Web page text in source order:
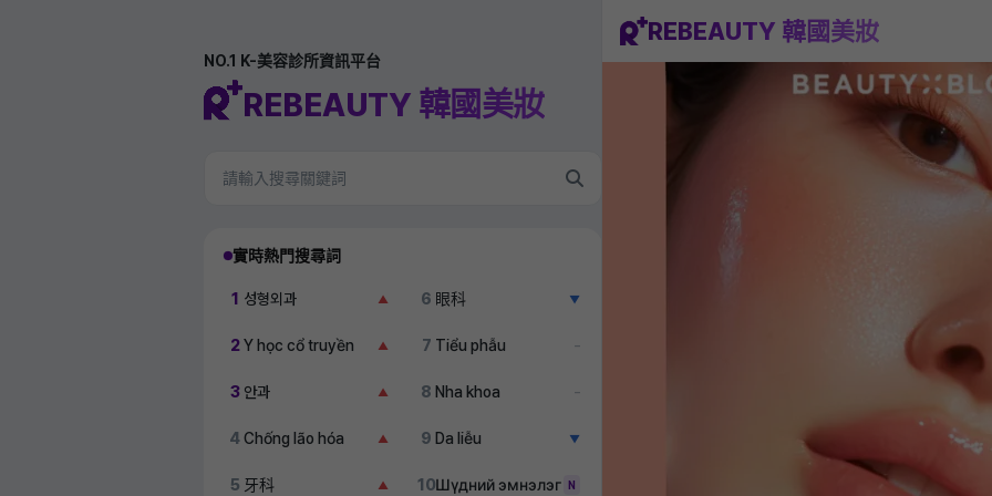
NO.1 K-美容診所資訊平台
REBEAUTY 韓國美妝
實時熱門搜尋詞
1 성형외과 ▲
2 Y học cổ truyền ▲
3 안과 ▲
4Chống lão hóa ▲
5 牙科 ▲
6 眼科 ▼
7 Tiểu phẫu –
8 Nha khoa –
9 Da liễu ▼
10Шүдний эмнэлэг N
REBEAUTY 韓國美妝